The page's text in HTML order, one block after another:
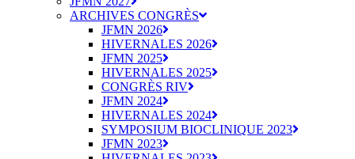
ARCHIVES CONGRÈS
JFMN 2026
HIVERNALES 2026
JFMN 2025
HIVERNALES 2025
CONGRÈS RIV
JFMN 2024
HIVERNALES 2024
SYMPOSIUM BIOCLINIQUE 2023
JFMN 2023